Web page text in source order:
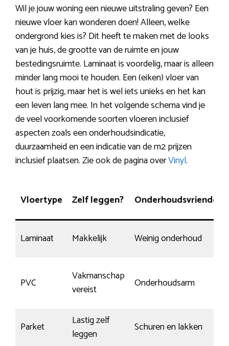
Wil je jouw woning een nieuwe uitstraling geven? Een
nieuwe vloer kan wonderen doen! Alleen, welke
ondergrond kies is? Dit heeft te maken met de looks
van je huis, de grootte van de ruimte en jouw
bestedingsruimte. Laminaat is voordelig, maar is alleen
minder lang mooi te houden. Een (eiken) vloer van
hout is prijzig, maar het is wel iets unieks en het kan
een leven lang mee. In het volgende schema vind je
de veel voorkomende soorten vloeren inclusief
aspecten zoals een onderhoudsindicatie,
duurzaamheid en een indicatie van de m2 prijzen
inclusief plaatsen. Zie ook de pagina overVinyl.
Vloertype Zelf leggen? Onderhoudsvriendelijk
Laminaat Makkelijk Weinig onderhoud
PVC
Vakmanschap
vereist
Onderhoudsarm
Parket
Lastig zelf
leggen
Schuren en lakken